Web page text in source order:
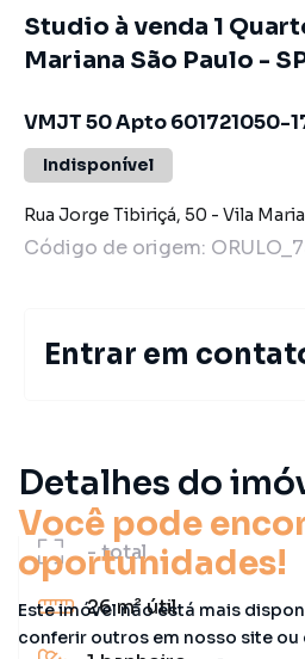
Você pode
oportunidades!
Este imóvel não está mais
conferir outros em nosso site
Detalhes do
-total
26 m²útil
Studio à venda 1
Mariana São Paulo -
VMJT 50 Apto 601721050-
Indisponível
Rua Jorge Tibiriçá, 50 - Vila
Código de origem:
Entrar em